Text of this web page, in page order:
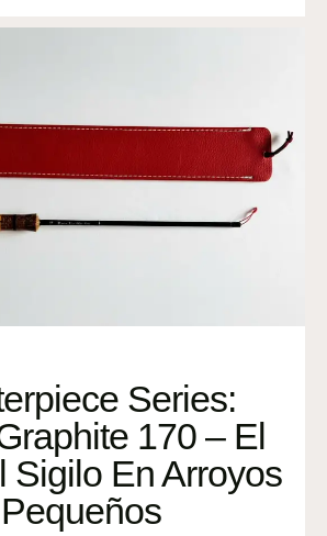
Series:
170 – El
Sigilo En Arroyos
Pequeños